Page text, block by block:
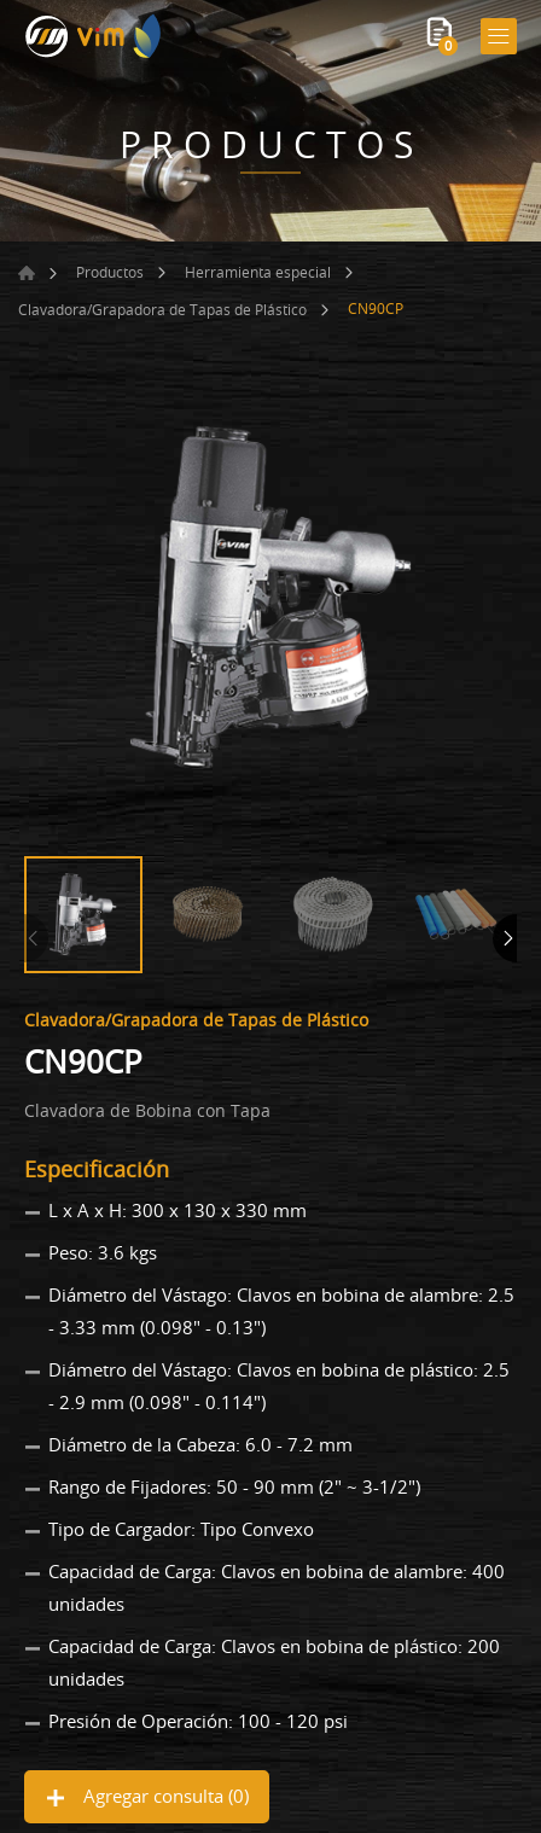
0
PRODUCTOS
Productos
Herramienta especial
Clavadora/Grapadora de Tapas de Plástico
CN90CP
Clavadora/Grapadora de Tapas de Plástico
CN90CP
Clavadora de Bobina con Tapa
Especificación
L x A x H: 300 x 130 x 330 mm
Peso: 3.6 kgs
Diámetro del Vástago: Clavos en bobina de alambre: 2.5
- 3.33 mm (0.098" - 0.13")
Diámetro del Vástago: Clavos en bobina de plástico: 2.5
- 2.9 mm (0.098" - 0.114")
Diámetro de la Cabeza: 6.0 - 7.2 mm
Rango de Fijadores: 50 - 90 mm (2" ~ 3-1/2")
Tipo de Cargador: Tipo Convexo
Capacidad de Carga: Clavos en bobina de alambre: 400
unidades
Capacidad de Carga: Clavos en bobina de plástico: 200
unidades
Presión de Operación: 100 - 120 psi
Agregar consulta (0)